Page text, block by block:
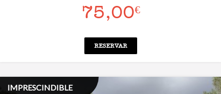
75,00€
RESERVAR
IMPRESCINDIBLE